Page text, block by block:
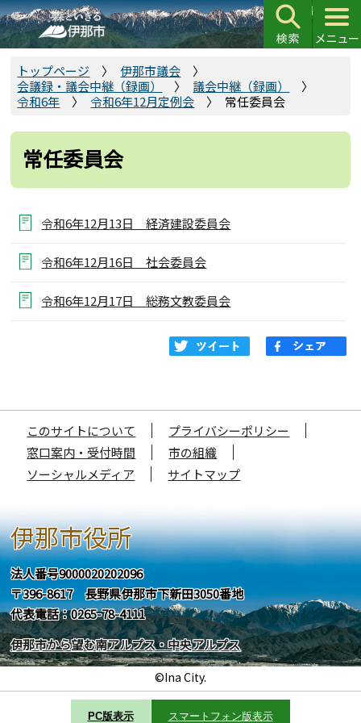
こ
の
ペ
先
トップページ
伊那市議会
会議録・議会中継（録画）
議会中継（録画）
令和6年
令和6年12月定例会 常任委員会
常任委員会
令和6年12月13日 経済建設委員会
令和6年12月16日 社会委員会
令和6年12月17日 総務文教委員会
このサイトについて
プライバシーポリシー
窓口案内・受付時間
市の組織
ソーシャルメディア
サイトマップ
伊那市役所
法人番号9000020202096
〒396-8617 長野県伊那市下新田3050番地
代表電話：0265-78-4111
伊那市から望む南アルプス・中央アルプス
©Ina City.
PC版表示 スマートフォン版表示